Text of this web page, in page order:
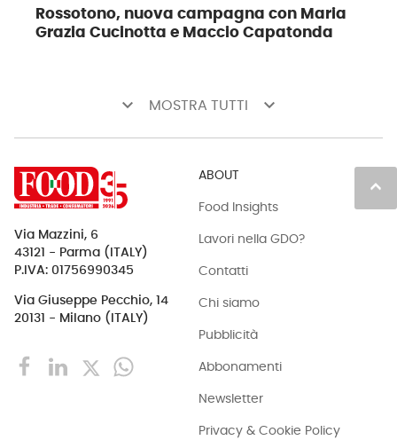
Rossotono, nuova campagna con Maria
Grazia Cucinotta e Maccio Capatonda
keyboard_arrow_down MOSTRA TUTTI keyboard_arrow_down
keyboard_arrow_up
Via Mazzini, 6
43121 - Parma (ITALY)
P.IVA: 01756990345
Via Giuseppe Pecchio, 14
20131 - Milano (ITALY)
ABOUT
Food Insights
Lavori nella GDO?
Contatti
Chi siamo
Pubblicità
Abbonamenti
Newsletter
Privacy & Cookie Policy